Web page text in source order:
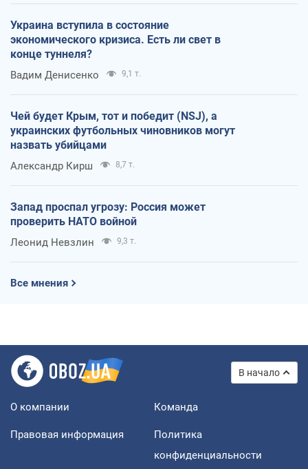
Украина вступила в состояние
экономического кризиса. Есть ли свет в
конце туннеля?
Вадим Денисенко 9,1 т.
Чей будет Крым, тот и победит (NSJ), а
украинских футбольных чиновников могут
назвать убийцами
Александр Кирш 8,7 т.
Запад проспал угрозу: Россия может
проверить НАТО войной
Леонид Невзлин 9,3 т.
Все мнения
В начало
О компании Команда
Правовая информация
Политика
конфиденциальности